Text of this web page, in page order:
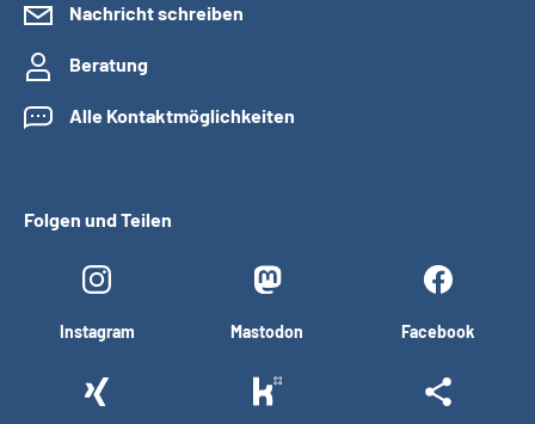
Nachricht schreiben
Beratung
Alle Kontaktmöglichkeiten
Folgen und Teilen
Instagram Mastodon Facebook